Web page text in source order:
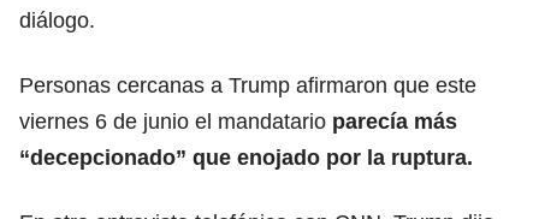
diálogo.
Personas cercanas a Trump afirmaron que este
viernes 6 de junio el mandatario parecía más
“decepcionado” que enojado por la ruptura.